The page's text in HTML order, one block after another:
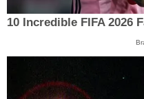
10 Incredible FIFA 2026